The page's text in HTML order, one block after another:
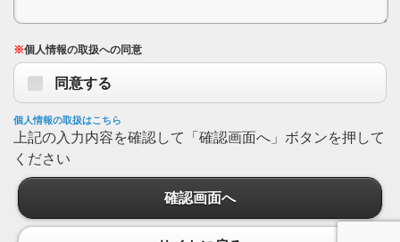
※個人情報の取扱への同意
同意する
個人情報の取扱はこちら
上記の入力内容を確認して「確認画面へ」ボタンを押して
ください
確認画面へ